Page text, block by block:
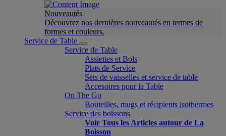
Nouveautés
Découvrez nos dernières nouveautés en termes de
formes et couleurs.
Service de Table
Service de Table
Assiettes et Bols
Plats de Service
Sets de vaisselles et service de table
Accesoires pour la Table
On The Go
Bouteilles, mugs et récipients isothermes
Service des boissons
Voir Tous les Articles autour de La
Boisson